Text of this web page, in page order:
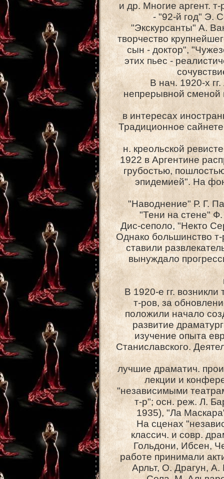
и др. Многие аргент.
- "92-й год" Э.
"Экскурсанты" А.
творчество
сын - доктор",
этих пьес -
В нач. 1920-х
непрерывной сменой
в интересах
Традиционное
н. креольской
1922 в Аргентине
грубостью,
эпидемией". На
"Наводнение" Р. Г.
"Тени на стене"
Дис-сеполо, "Некто
Однако большинство
ставили
вынуждало
В 1920-е гг.
т-ров, за
положили начало
развитие
изучение опыта
Станиславского.
лучшие драматич.
лекции и
"независимыми
т-р"; осн. реж. Л.
1935), "Ла
На сценах
классич. и совр.
Гольдони, Ибсен,
работе принимали
Арльт, О. Драгун,